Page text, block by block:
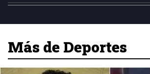
Más de Deportes